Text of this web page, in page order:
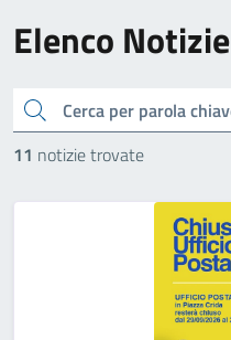
Elenco Notizie
cerca
11 notizie trovate